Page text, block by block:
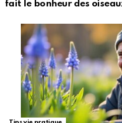
fait le bonheur des